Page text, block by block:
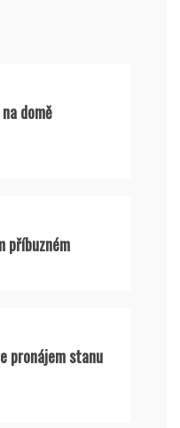
domě
příbuzném
pronájem stanu